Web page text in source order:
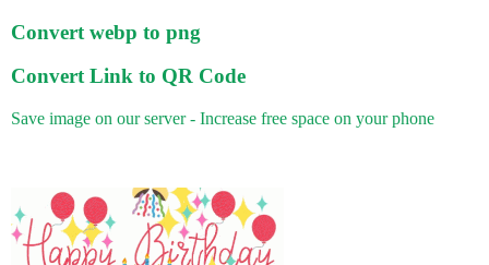
Convert webp to png
Convert Link to QR Code
Save image on our server - Increase free space on your phone